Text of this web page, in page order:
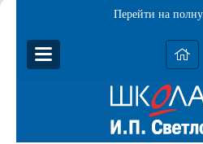
Перейти на